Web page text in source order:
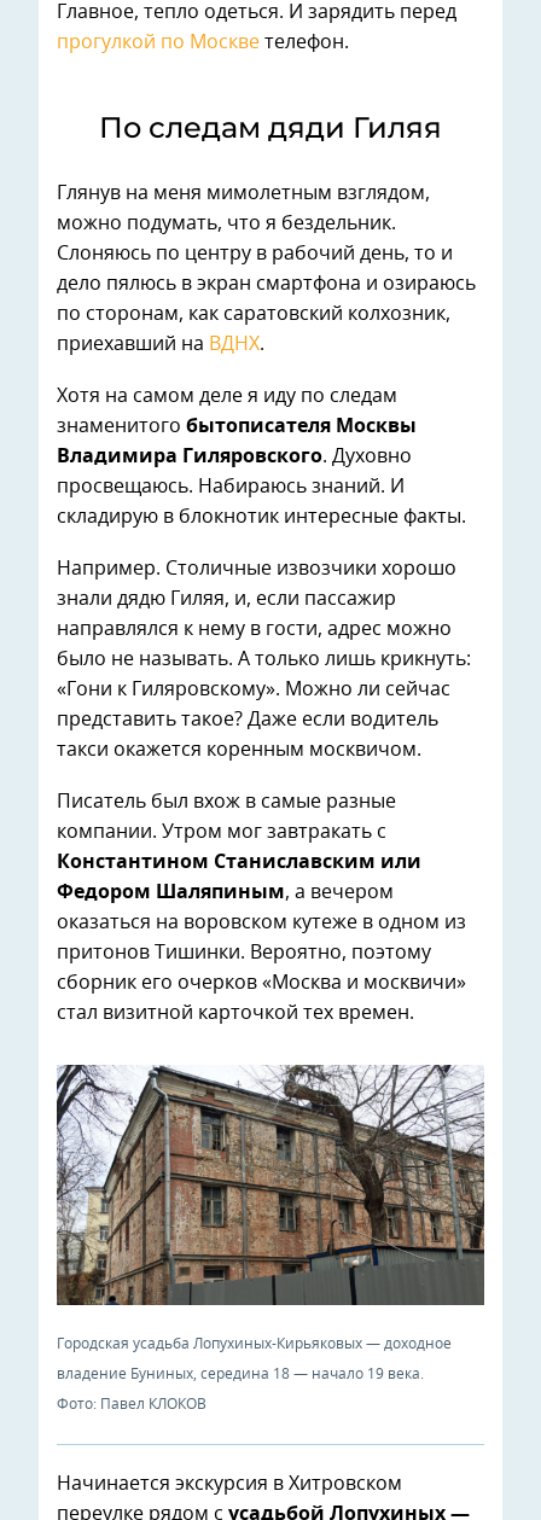
Главное, тепло одеться. И зарядить перед
прогулкой по Москве телефон.
По следам дяди Гиляя
Глянув на меня мимолетным взглядом,
можно подумать, что я бездельник.
Слоняюсь по центру в рабочий день, то и
дело пялюсь в экран смартфона и озираюсь
по сторонам, как саратовский колхозник,
приехавший на ВДНХ.
Хотя на самом деле я иду по следам
знаменитого бытописателя Москвы
Владимира Гиляровского. Духовно
просвещаюсь. Набираюсь знаний. И
складирую в блокнотик интересные факты.
Например. Столичные извозчики хорошо
знали дядю Гиляя, и, если пассажир
направлялся к нему в гости, адрес можно
было не называть. А только лишь крикнуть:
«Гони к Гиляровскому». Можно ли сейчас
представить такое? Даже если водитель
такси окажется коренным москвичом.
Писатель был вхож в самые разные
компании. Утром мог завтракать с
Константином Станиславским или
Федором Шаляпиным, а вечером
оказаться на воровском кутеже в одном из
притонов Тишинки. Вероятно, поэтому
сборник его очерков «Москва и москвичи»
стал визитной карточкой тех времен.
Городская усадьба Лопухиных-Кирьяковых — доходное
владение Буниных, середина 18 — начало 19 века.
Фото: Павел КЛОКОВ
Начинается экскурсия в Хитровском
переулке рядом с усадьбой Лопухиных —